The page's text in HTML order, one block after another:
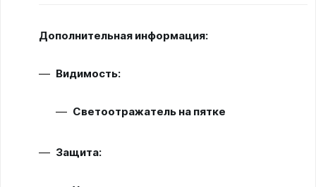
Дополнительная информация:
Видимость:
Светоотражатель на пятке
Защита: